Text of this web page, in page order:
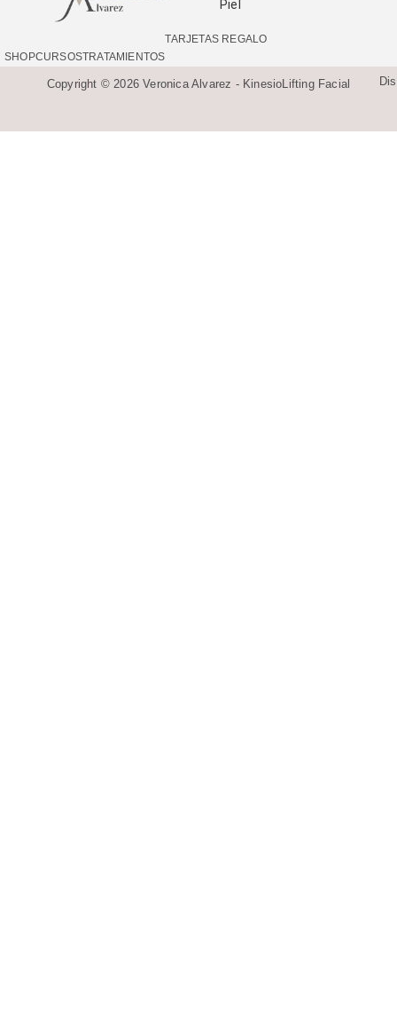
Piel
SHOPCURSOSTRATAMIENTOS
TARJETAS REGALO
Copyright © 2026 Veronica Alvarez - KinesioLifting Facial